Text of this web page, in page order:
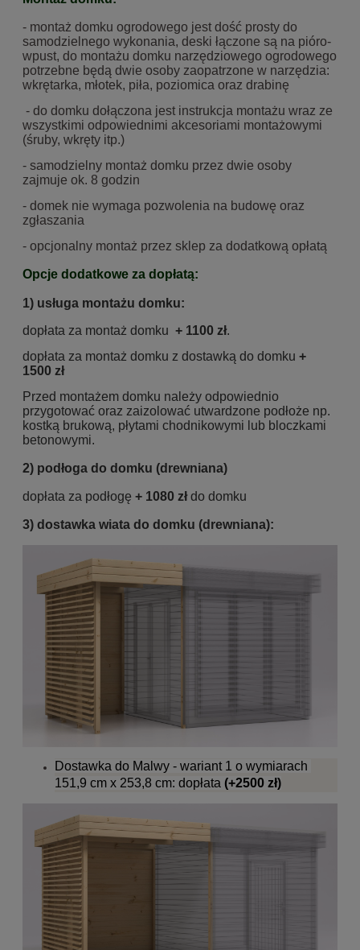
- montaż domku ogrodowego jest dość prosty do
samodzielnego wykonania, deski łączone są na pióro-
wpust, do montażu domku narzędziowego ogrodowego
potrzebne będą dwie osoby zaopatrzone w narzędzia:
wkrętarka, młotek, piła, poziomica oraz drabinę
- do domku dołączona jest instrukcja montażu wraz ze
wszystkimi odpowiednimi akcesoriami montażowymi
(śruby, wkręty itp.)
- samodzielny montaż domku przez dwie osoby
zajmuje ok. 8 godzin
- domek nie wymaga pozwolenia na budowę oraz
zgłaszania
- opcjonalny montaż przez sklep za dodatkową opłatą
Opcje dodatkowe za dopłatą:
1) usługa montażu domku:
dopłata za montaż domku + 1100 zł.
dopłata za montaż domku z dostawką do domku +
1500 zł
Przed montażem domku należy odpowiednio
przygotować oraz zaizolować utwardzone podłoże np.
kostką brukową, płytami chodnikowymi lub bloczkami
betonowymi.
2) podłoga do domku (drewniana)
dopłata za podłogę + 1080 złdo domku
3) dostawka wiata do domku (drewniana):
Dostawka do Malwy - wariant 1 o wymiarach
151,9 cm x 253,8 cm: dopłata (+2500 zł)